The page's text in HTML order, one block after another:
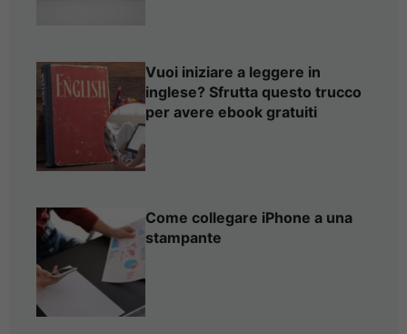
Vuoi iniziare a leggere in
inglese? Sfrutta questo trucco
per avere ebook gratuiti
Come collegare iPhone a una
stampante